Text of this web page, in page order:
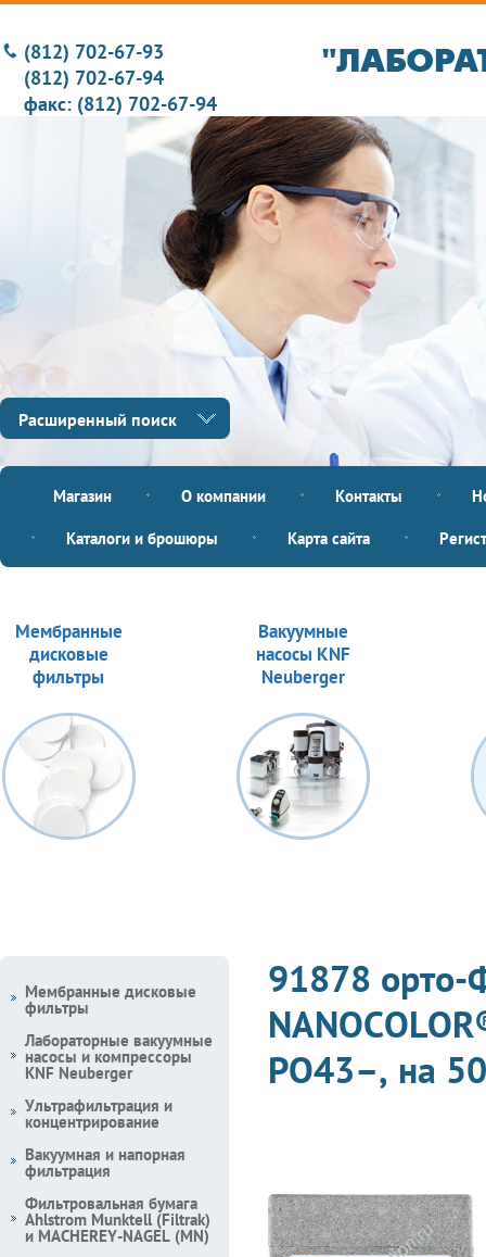
(812) 702-67-93
(812) 702-67-94
факс: (812) 702-67-94
Расширенный поиск
Магазин О компании Контакты
Каталоги и брошюры Карта сайта
Мембранные
дисковые
фильтры
Вакуумные
насосы KNF
Neuberger
91878 орто-
PO43–, на
Мембранные дисковые
фильтры
Лабораторные вакуумные
насосы и компрессоры
KNF Neuberger
Ультрафильтрация и
концентрирование
Вакуумная и напорная
фильтрация
Фильтровальная бумага
Ahlstrom Munktell (Filtrak)
и MACHEREY-NAGEL (MN)